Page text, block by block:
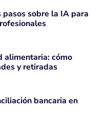
sobre la IA para
cómo
y retiradas
bancaria en